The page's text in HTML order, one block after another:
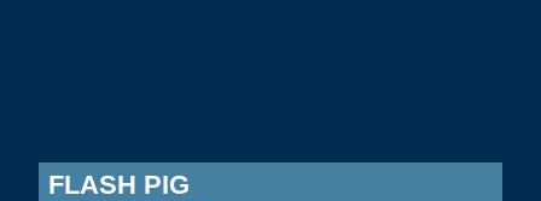
FLASH PIG